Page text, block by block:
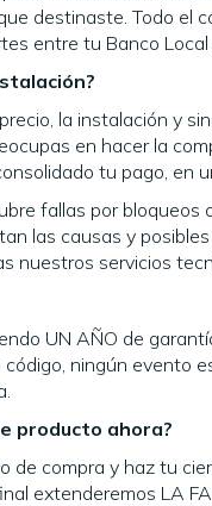
destinaste. Todo
entre tu Banco Local
la instalación y
en hacer la
tu pago, en
fallas por bloqueos
las causas y
nuestros servicios
UN AÑO de
ningún evento
producto ahora?
de compra y haz tu
extenderemos LA